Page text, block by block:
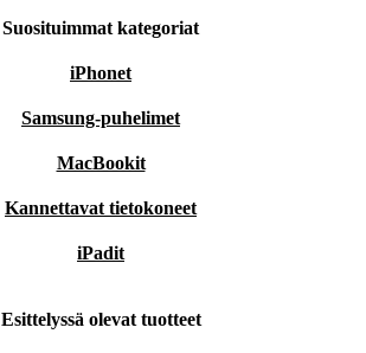
Suosituimmat kategoriat
iPhonet
Samsung-puhelimet
MacBookit
Kannettavat tietokoneet
iPadit
Esittelyssä olevat tuotteet